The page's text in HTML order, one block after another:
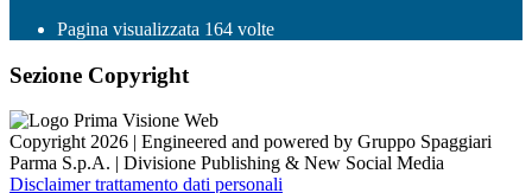
Pagina visualizzata 164 volte
Sezione Copyright
Copyright 2026 | Engineered and powered by Gruppo Spaggiari
Parma S.p.A. | Divisione Publishing & New Social Media
Disclaimer trattamento dati personali